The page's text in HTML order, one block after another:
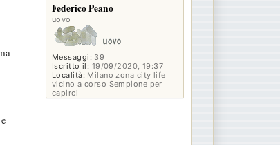
Federico Peano
uovo
Messaggi: 39
Iscritto il: 19/09/2020, 19:37
Località: Milano zona city life
vicino a corso Sempione per
capirci